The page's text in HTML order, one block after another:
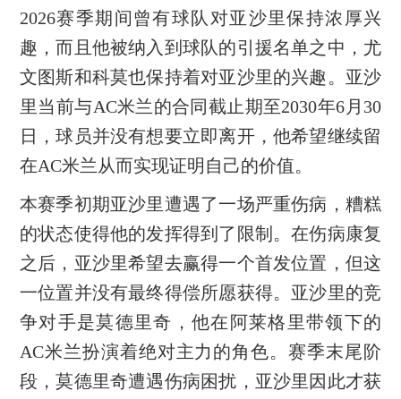
2026赛季期间曾有球队对亚沙里保持浓厚兴
趣，而且他被纳入到球队的引援名单之中，尤
文图斯和科莫也保持着对亚沙里的兴趣。亚沙
里当前与AC米兰的合同截止期至2030年6月30
日，球员并没有想要立即离开，他希望继续留
在AC米兰从而实现证明自己的价值。
本赛季初期亚沙里遭遇了一场严重伤病，糟糕
的状态使得他的发挥得到了限制。在伤病康复
之后，亚沙里希望去赢得一个首发位置，但这
一位置并没有最终得偿所愿获得。亚沙里的竞
争对手是莫德里奇，他在阿莱格里带领下的
AC米兰扮演着绝对主力的角色。赛季末尾阶
段，莫德里奇遭遇伤病困扰，亚沙里因此才获